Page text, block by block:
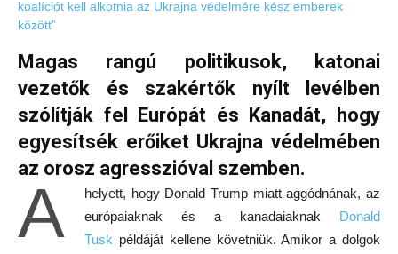
Magas rangú politikusok, katonai
vezetők és szakértők nyílt levélben
szólítják fel Európát és Kanadát, hogy
egyesítsék erőiket Ukrajna védelmében
az orosz agresszióval szemben.
A
helyett, hogy Donald Trump miatt aggódnának, az
európaiaknak és a kanadaiaknak Donald
Tusk példáját kellene követniük. Amikor a dolgok